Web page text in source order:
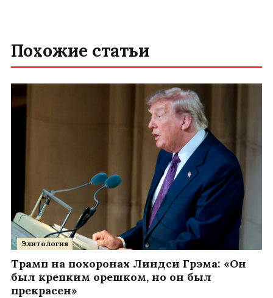
Похожие статьи
Элитология
Трамп на похоронах Линдси Грэма: «Он
был крепким орешком, но он был
прекрасен»